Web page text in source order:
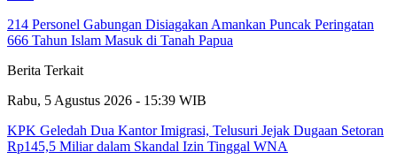
214 Personel Gabungan Disiagakan Amankan Puncak Peringatan
666 Tahun Islam Masuk di Tanah Papua
Berita Terkait
Rabu, 5 Agustus 2026 - 15:39 WIB
KPK Geledah Dua Kantor Imigrasi, Telusuri Jejak Dugaan Setoran
Rp145,5 Miliar dalam Skandal Izin Tinggal WNA